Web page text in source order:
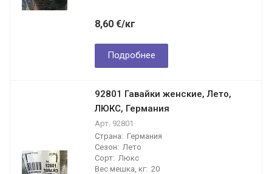
8,60 €/кг
Подробнее
92801 Гавайки женские, Лето,
ЛЮКС, Германия
Арт. 92801
Страна: Германия
Сезон: Лето
Сорт: Люкс
Вес мешка, кг: 20